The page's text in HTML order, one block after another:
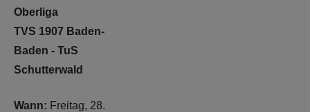
Oberliga
TVS 1907 Baden-
Baden - TuS
Schutterwald
Wann: Freitag, 28.